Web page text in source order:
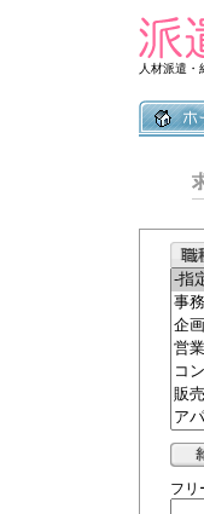
人材派遣・
フリ